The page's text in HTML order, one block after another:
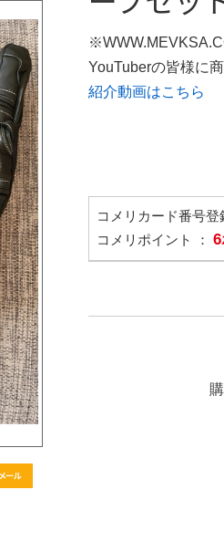
YouTuberの皆様に
紹介動画はこちら
コメリカード番号
コメリポイント ：